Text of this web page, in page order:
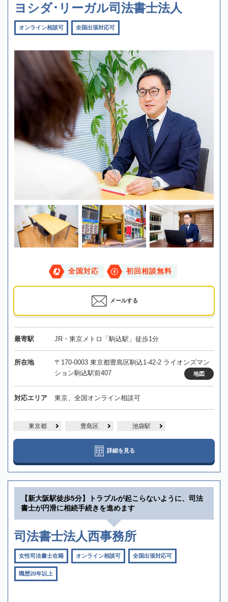
ヨシダ･リーガル司法書士法人
オンライン相談可 全国出張対応可
全国対応 初回相談無料
メールする
最寄駅 JR・東京メトロ「駒込駅」徒歩1分
所在地
〒170-0003 東京都豊島区駒込1-42-2 ライオンズマン
ション駒込駅前407
地図
対応エリア 東京、全国オンライン相談可
東京都 豊島区 池袋駅
詳細を見る
【新大阪駅徒歩5分】トラブルが起こらないように、司法
書士が円滑に相続手続きを進めます
司法書士法人西事務所
女性司法書士在籍 オンライン相談可 全国出張対応可
職歴20年以上